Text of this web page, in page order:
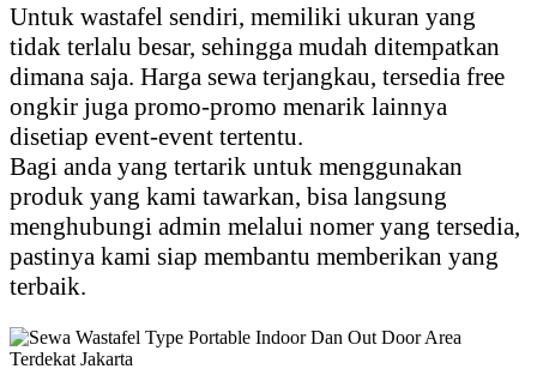
Untuk wastafel sendiri, memiliki ukuran yang
tidak terlalu besar, sehingga mudah ditempatkan
dimana saja. Harga sewa terjangkau, tersedia free
ongkir juga promo-promo menarik lainnya
disetiap event-event tertentu.
Bagi anda yang tertarik untuk menggunakan
produk yang kami tawarkan, bisa langsung
menghubungi admin melalui nomer yang tersedia,
pastinya kami siap membantu memberikan yang
terbaik.